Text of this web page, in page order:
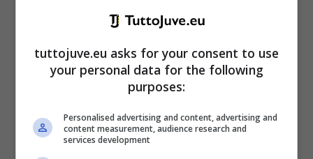
della Juventus,alla ricerca di colpi di scena
molto importanti e magari al sostituire un Alex
Sandro sempre più vittima degli eventi nelle
ultime stagioni e con un rendimento colato a
picco.
tuttojuve.eu asks for your consent to use
your personal data for the following
purposes:
Personalised advertising and content, advertising and
content measurement, audience research and
services development